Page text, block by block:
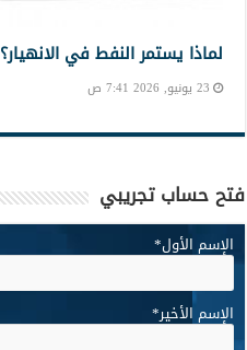
لماذا يستمر النفط في الانهيار؟
23 يونيو, 2026 7:41 ص
فتح حساب تجريبي
الإسم الأول*
الإسم الأخير*